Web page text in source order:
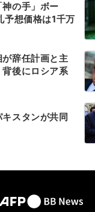
の手」ボー
予想価格は1千万
が辞任計画と主
後にロシア系
スタンが共同